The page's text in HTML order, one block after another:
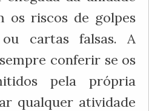
os riscos de golpes
cartas falsas. A
conferir se os
pela própria
qualquer atividade